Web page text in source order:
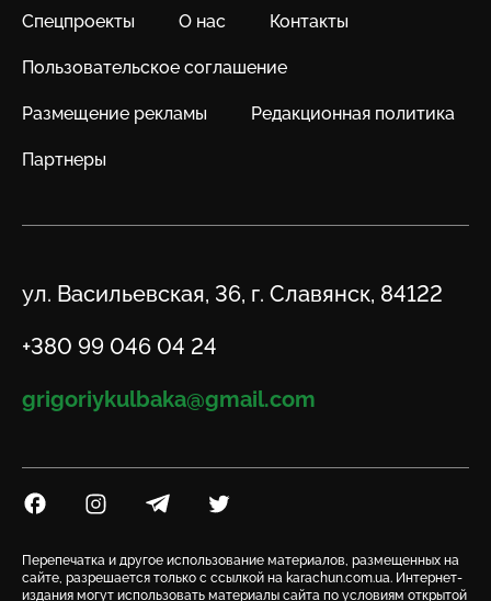
Спецпроекты О нас Контакты
Пользовательское соглашение
Размещение рекламы Редакционная политика
Партнеры
Адрес
ул. Васильевская, 36, г. Славянск, 84122
Телефон
+380 99 046 04 24
Email
grigoriykulbaka@gmail.com
Посилання на Facebook
Посилання на Instagram
Посилання на Telegram
Посилання на Twitter
Перепечатка и другое использование материалов, размещенных на
сайте, разрешается только с ссылкой на karachun.com.ua. Интернет-
издания могут использовать материалы сайта по условиям открытой